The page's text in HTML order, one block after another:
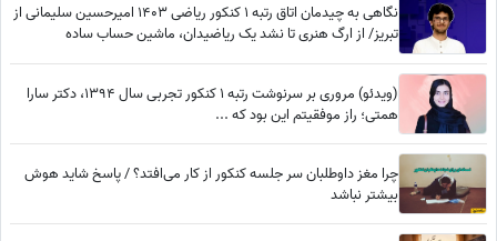
نگاهی به چیدمان اتاق رتبه 1 کنکور ریاضی 1403 امیرحسین سلیمانی از
تبریز/ از ارگ هنری تا نشد یک ریاضیدان، ماشین حساب ساده
(ویدئو) مروری بر سرنوشت رتبه 1 کنکور تجربی سال 1394، دکتر سارا
همتی؛ راز موفقیتم این بود که ...
چرا مغز داوطلبان سر جلسه کنکور از کار می‌افتد؟ / پاسخ شاید هوش
بیشتر نباشد